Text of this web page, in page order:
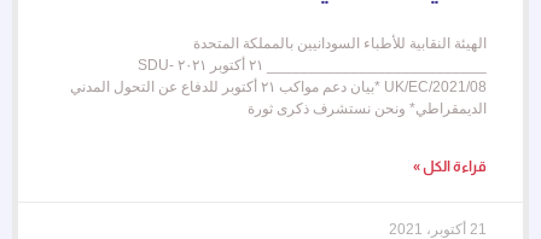
الهيئة النقابية للأطباء السودانيين بالمملكة المتحدة
__________________________ ٢١ أكتوبر ٢٠٢١ SDU-
UK/EC/2021/08 *بيان دعم مواكب ٢١ أكتوبر للدفاع عن التحول المدني
الديمقراطي* ونحن نستشرف ذكرى ثورة
قراءة الكل »
21 أكتوبر، 2021